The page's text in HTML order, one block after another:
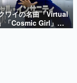
う若きクリエイター達
探っていきます。
ワイの名曲「Virtual
「Cosmic Girl」
Heat」公式日本語字